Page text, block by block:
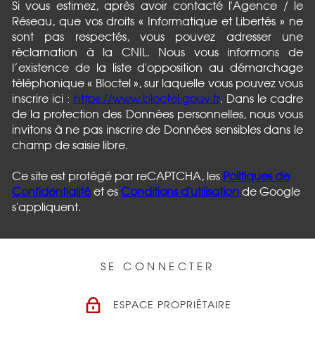
Si vous estimez, après avoir contacté l'Agence / le
Réseau, que vos droits « Informatique et Libertés » ne
sont pas respectés, vous pouvez adresser une
réclamation à la CNIL. Nous vous informons de
l’existence de la liste d'opposition au démarchage
téléphonique « Bloctel », sur laquelle vous pouvez vous
inscrire ici : https://www.bloctel.gouv.fr. Dans le cadre
de la protection des Données personnelles, nous vous
invitons à ne pas inscrire de Données sensibles dans le
champ de saisie libre.
Ce site est protégé par reCAPTCHA, les Politiques de
Confidentialitéet es Conditions d'utilisation de Google
s'appliquent.
SE CONNECTER
ESPACE PROPRIÉTAIRE